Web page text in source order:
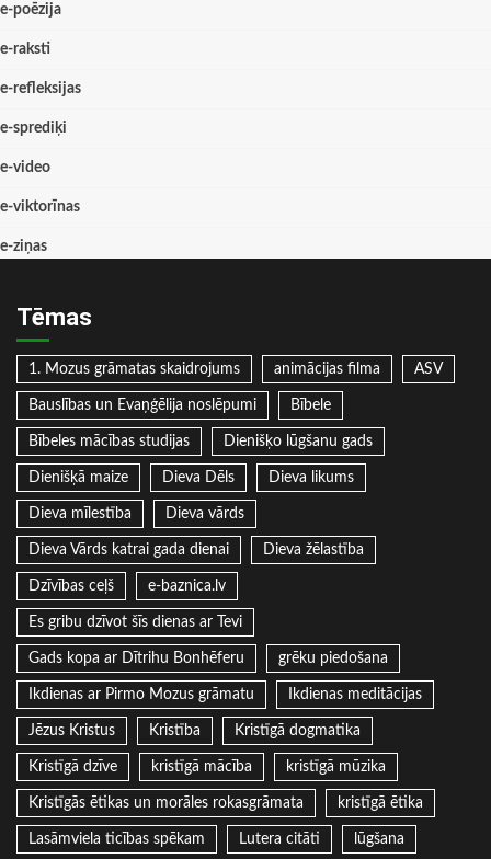
e-poēzija
e-raksti
e-refleksijas
e-sprediķi
e-video
e-viktorīnas
e-ziņas
Tēmas
1. Mozus grāmatas skaidrojums animācijas filma ASV
Bauslības un Evaņģēlija noslēpumi Bībele
Bībeles mācības studijas Dienišķo lūgšanu gads
Dienišķā maize Dieva Dēls Dieva likums
Dieva mīlestība Dieva vārds
Dieva Vārds katrai gada dienai Dieva žēlastība
Dzīvības ceļš e-baznica.lv
Es gribu dzīvot šīs dienas ar Tevi
Gads kopa ar Dītrihu Bonhēferu grēku piedošana
Ikdienas ar Pirmo Mozus grāmatu Ikdienas meditācijas
Jēzus Kristus Kristība Kristīgā dogmatika
Kristīgā dzīve kristīgā mācība kristīgā mūzika
Kristīgās ētikas un morāles rokasgrāmata kristīgā ētika
Lasāmviela ticības spēkam Lutera citāti lūgšana